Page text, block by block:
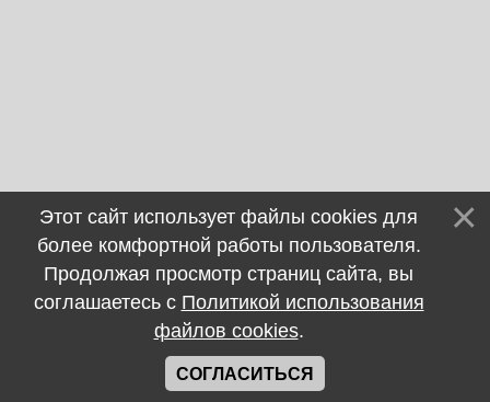
Этот сайт использует файлы cookies для
более комфортной работы пользователя.
Продолжая просмотр страниц сайта, вы
соглашаетесь с Политикой использования
файлов cookies.
СОГЛАСИТЬСЯ